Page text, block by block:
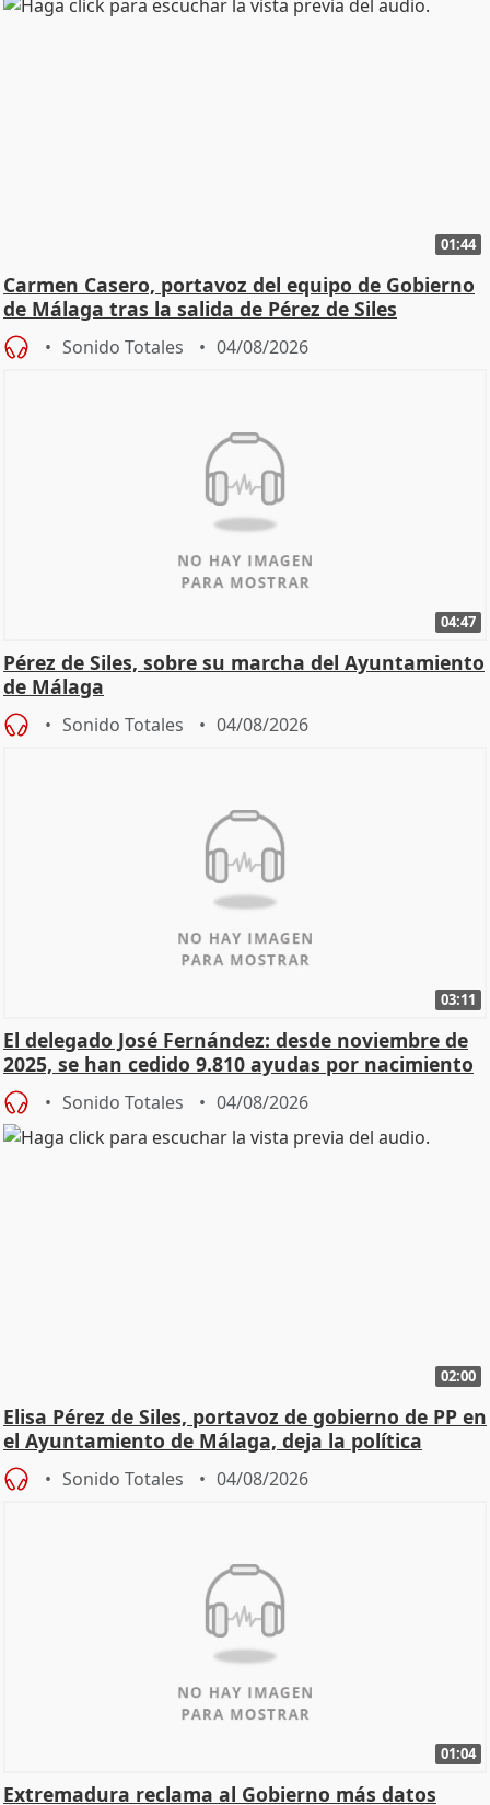
01:44
Carmen Casero, portavoz del equipo de Gobierno
de Málaga tras la salida de Pérez de Siles
Sonido Totales 04/08/2026
04:47
Pérez de Siles, sobre su marcha del Ayuntamiento
de Málaga
Sonido Totales 04/08/2026
03:11
El delegado José Fernández: desde noviembre de
2025, se han cedido 9.810 ayudas por nacimiento
Sonido Totales 04/08/2026
02:00
Elisa Pérez de Siles, portavoz de gobierno de PP en
el Ayuntamiento de Málaga, deja la política
Sonido Totales 04/08/2026
01:04
Extremadura reclama al Gobierno más datos